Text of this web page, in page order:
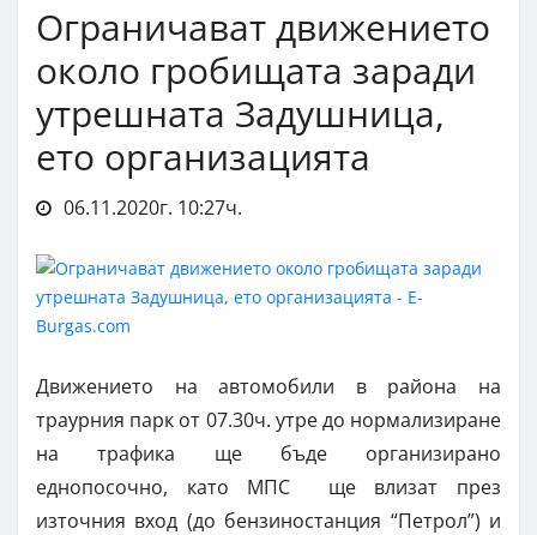
Ограничават движението
около гробищата заради
утрешната Задушница,
ето организацията
06.11.2020г. 10:27ч.
Движението на автомобили в района на
траурния парк от 07.30ч. утре до нормализиране
на трафика ще бъде организирано
еднопосочно, като МПС ще влизат през
източния вход (до бензиностанция “Петрол”) и